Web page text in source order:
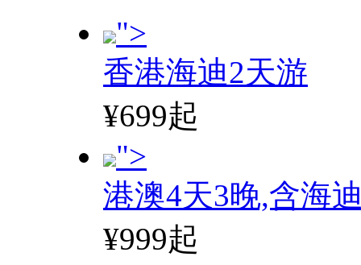
">
香港海迪2天游
¥699起
">
港澳4天3晚,含海
¥999起